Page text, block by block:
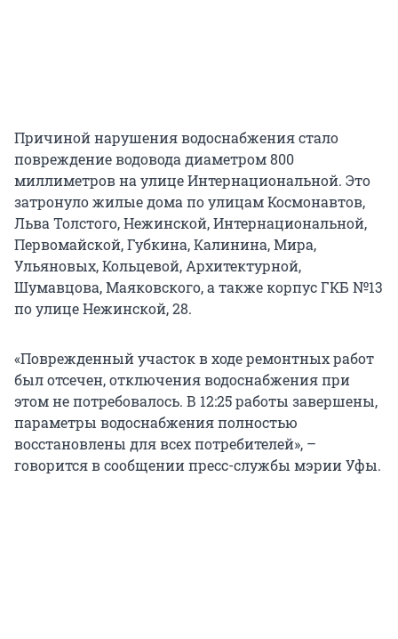
Причиной нарушения водоснабжения стало
повреждение водовода диаметром 800
миллиметров на улице Интернациональной. Это
затронуло жилые дома по улицам Космонавтов,
Льва Толстого, Нежинской, Интернациональной,
Первомайской, Губкина, Калинина, Мира,
Ульяновых, Кольцевой, Архитектурной,
Шумавцова, Маяковского, а также корпус ГКБ №13
по улице Нежинской, 28.
«Поврежденный участок в ходе ремонтных работ
был отсечен, отключения водоснабжения при
этом не потребовалось. В 12:25 работы завершены,
параметры водоснабжения полностью
восстановлены для всех потребителей», –
говорится в сообщении пресс-службы мэрии Уфы.